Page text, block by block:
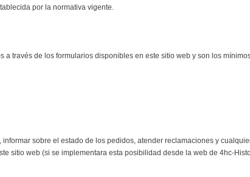
por la normativa vigente.
través de los formularios disponibles en este sitio web y son los
sobre el estado de los pedidos, atender reclamaciones y
sitio web (si se implementara esta posibilidad desde la web de 4hc-